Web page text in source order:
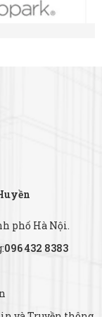
phố Hà Nội.
096 432 8383